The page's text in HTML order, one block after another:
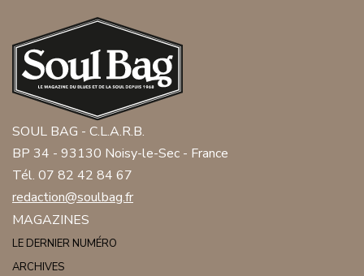
SOUL BAG - C.L.A.R.B.
BP 34 - 93130 Noisy-le-Sec - France
Tél. 07 82 42 84 67
redaction@soulbag.fr
MAGAZINES
LE DERNIER NUMÉRO
ARCHIVES